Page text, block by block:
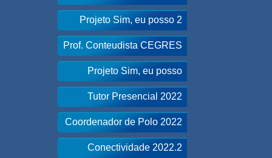
Projeto Sim, eu posso 2
Prof. Conteudista CEGRES
Projeto Sim, eu posso
Tutor Presencial 2022
Coordenador de Polo 2022
Conectividade 2022.2